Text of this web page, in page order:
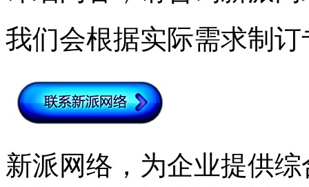
我们会根据实际需求制
新派网络，为企业提供